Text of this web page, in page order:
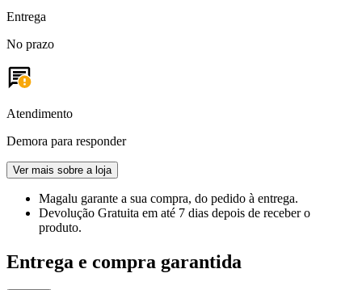
Entrega
No prazo
Atendimento
Demora para responder
Ver mais sobre a loja
Magalu garante a sua compra, do pedido à entrega.
Devolução Gratuita em até 7 dias depois de receber o
produto.
Entrega e compra garantida